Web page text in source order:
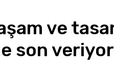
ve
son veriyor